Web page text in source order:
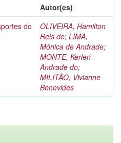
Autor(es)
do
OLIVEIRA, Hamilton
Reis de; LIMA,
Mônica de Andrade;
MONTE, Kerlen
Andrade do;
MILITÃO, Vivianne
Benevides